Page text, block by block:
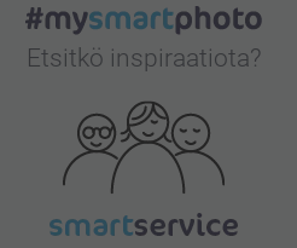
Etsitkö inspiraatiota?